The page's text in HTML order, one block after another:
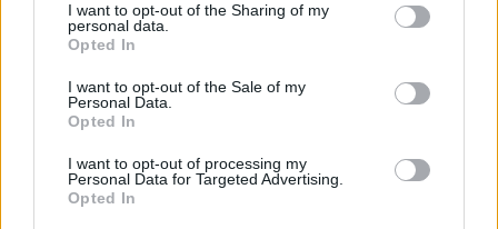
I want to opt-out of the Sharing of my
personal data.
Opted In
I want to opt-out of the Sale of my
Personal Data.
Opted In
I want to opt-out of processing my
Personal Data for Targeted Advertising.
Opted In
Πρώτη μέτρηση αντινετρίνων από